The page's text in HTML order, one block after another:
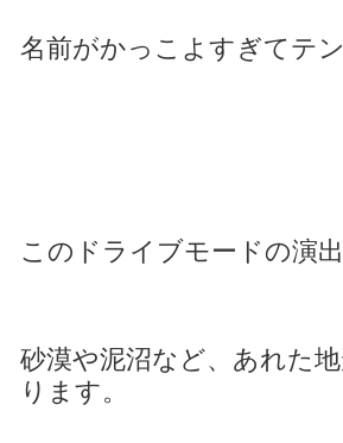
名前がかっこよすぎてテ
このドライブモードの演
砂漠や泥沼など、あれた
ります。